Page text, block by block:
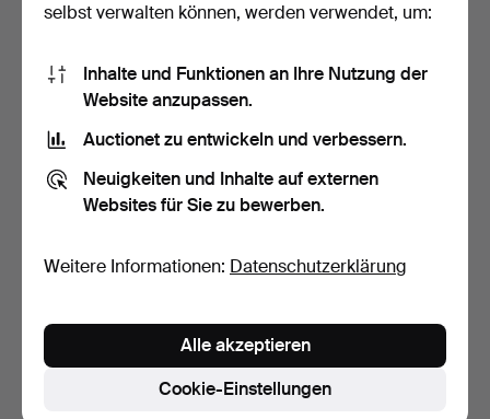
POUL HENNINGSEN.
Deckenlampe „PH Globe/
Lo…
19 Gebote
1.424 USD
DECKENLEUCHTEN /
1.413 USD
selbst verwalten können, werden verwendet, um:
Inhalte und Funktionen an Ihre Nutzung der
Website anzupassen.
Auctionet zu entwickeln und verbessern.
Neuigkeiten und Inhalte auf externen
Websites für Sie zu bewerben.
Weitere Informationen: Datenschutzerklärung
Cookie-Einstellungen
Alle akzeptieren